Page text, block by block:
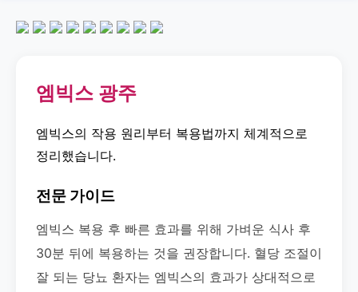
엠빅스 광주
엠빅스의 작용 원리부터 복용법까지 체계적으로
정리했습니다.
전문 가이드
엠빅스 복용 후 빠른 효과를 위해 가벼운 식사 후
30분 뒤에 복용하는 것을 권장합니다. 혈당 조절이
잘 되는 당뇨 환자는 엠빅스의 효과가 상대적으로